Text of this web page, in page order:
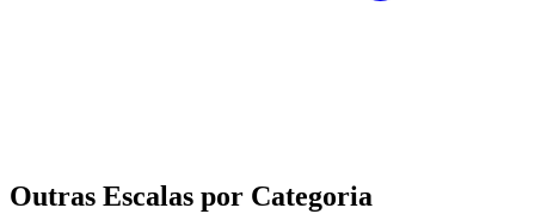
Outras Escalas por Categoria